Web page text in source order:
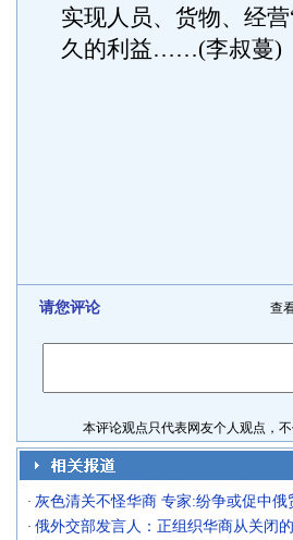
实现人员、货物、经
久的利益……(李叔蔓)
请您评论 查
本评论观点只代表网友个人观点，不代
· 灰色清关不怪华商 专家:纷争或促中俄
· 俄外交部发言人：正组织华商从关闭